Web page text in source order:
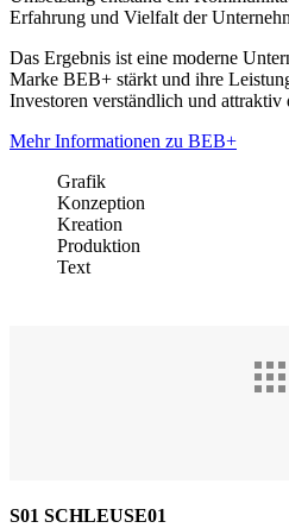
Erfahrung und Vielfalt der
Das Ergebnis ist eine moderne
Marke BEB+ stärkt und ihre
Investoren verständlich und attraktiv
Mehr Informationen zu BEB+
Grafik
Konzeption
Kreation
Produktion
Text
S01 SCHLEUSE01